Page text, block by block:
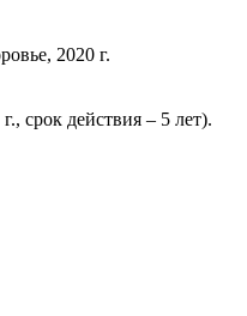
2020 г.
срок действия – 5 лет).